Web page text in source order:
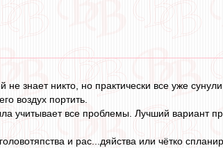
знает никто, но практически все уже
воздух портить.
учитывает все проблемы. Лучший вариант
и рас...дяйства или чётко